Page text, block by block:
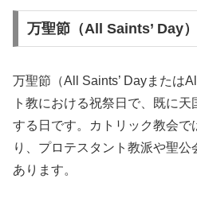
万聖節（All Saints’ Day
万聖節（All Saints’ Dayまたは
ト教における祝祭日で、既に
する日です。カトリック教会で
り、プロテスタント教派や聖
あります。